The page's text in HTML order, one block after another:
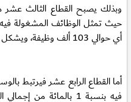
وبذلك يصبح القطاع الثالث عشر
أما القطاع الرابع عشر فيرتبط